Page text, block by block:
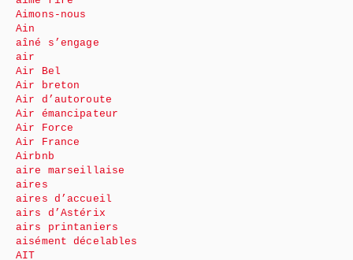
Aimons-nous
Ain
aîné s’engage
air
Air Bel
Air breton
Air d’autoroute
Air émancipateur
Air Force
Air France
Airbnb
aire marseillaise
aires
aires d’accueil
airs d’Astérix
airs printaniers
aisément décelables
AIT